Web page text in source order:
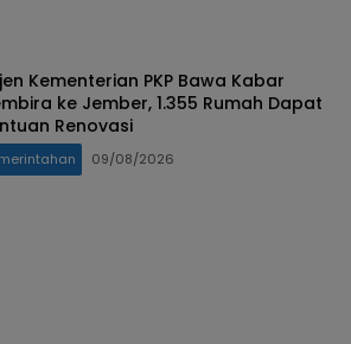
Kementerian PKP Bawa Kabar
ke Jember, 1.355 Rumah Dapat
Renovasi
09/08/2026